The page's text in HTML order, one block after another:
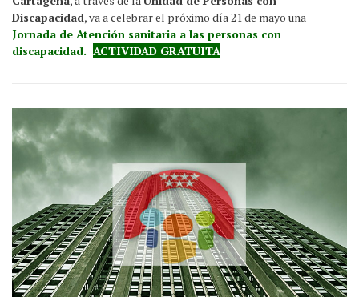
Discapacidad, va a celebrar el próximo día 21 de mayo una
Jornada de Atención sanitaria a las personas con
discapacidad. ACTIVIDAD GRATUITA